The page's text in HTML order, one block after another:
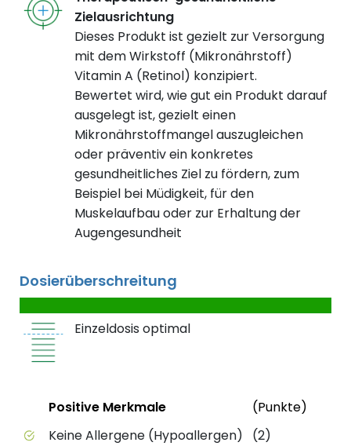
Zielausrichtung
Dieses Produkt ist gezielt zur Versorgung
mit dem Wirkstoff (Mikronährstoff)
Vitamin A (Retinol) konzipiert.
Bewertet wird, wie gut ein Produkt darauf
ausgelegt ist, gezielt einen
Mikronährstoffmangel auszugleichen
oder präventiv ein konkretes
gesundheitliches Ziel zu fördern, zum
Beispiel bei Müdigkeit, für den
Muskelaufbau oder zur Erhaltung der
Augengesundheit
Dosierüberschreitung
Einzeldosis optimal
Positive Merkmale des Produkts mit
StatusPositive Merkmale (Punkte)
Keine Allergene (Hypoallergen)
(2)